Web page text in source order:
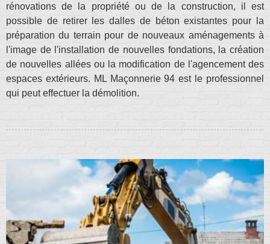
rénovations de la propriété ou de la construction, il est
possible de retirer les dalles de béton existantes pour la
préparation du terrain pour de nouveaux aménagements à
l'image de l'installation de nouvelles fondations, la création
de nouvelles allées ou la modification de l'agencement des
espaces extérieurs. ML Maçonnerie 94 est le professionnel
qui peut effectuer la démolition.